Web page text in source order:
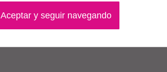
Aceptar y seguir navegando